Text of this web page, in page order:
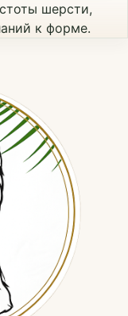
шерсти,
к форме.